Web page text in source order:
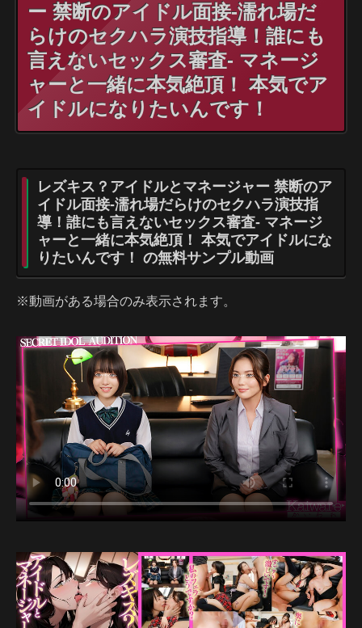
ー 禁断のアイドル面接-濡れ場だ
らけのセクハラ演技指導！誰にも
言えないセックス審査- マネージ
ャーと一緒に本気絶頂！ 本気でア
イドルになりたいんです！
レズキス？アイドルとマネージャー 禁断のア
イドル面接-濡れ場だらけのセクハラ演技指
導！誰にも言えないセックス審査- マネージ
ャーと一緒に本気絶頂！ 本気でアイドルにな
りたいんです！ の無料サンプル動画
※動画がある場合のみ表示されます。